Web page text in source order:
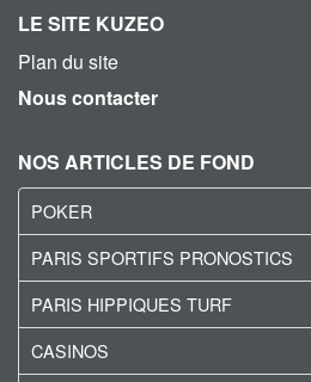
LE SITE KUZEO
Plan du site
Nous contacter
NOS ARTICLES DE FOND
POKER
PARIS SPORTIFS PRONOSTICS
PARIS HIPPIQUES TURF
CASINOS